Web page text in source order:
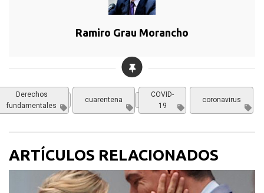
Ramiro Grau Morancho
Nacional coronavirus
COVID-
19
cuarentena
Derechos
fundamentales
ARTÍCULOS RELACIONADOS